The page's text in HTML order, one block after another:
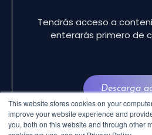
This website stores cookies on your
improve your website experience and
you, both on this website and through other
Tendrás acceso a
enterarás primero de
Descarga